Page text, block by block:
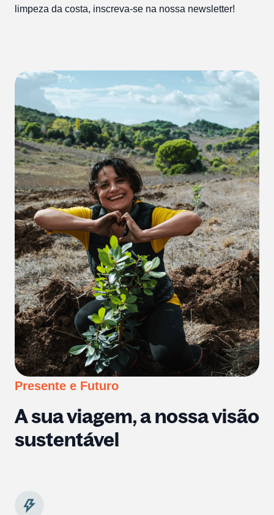
limpeza da costa, inscreva-se na nossa newsletter!
Presente e Futuro
A sua viagem, a nossa visão
sustentável